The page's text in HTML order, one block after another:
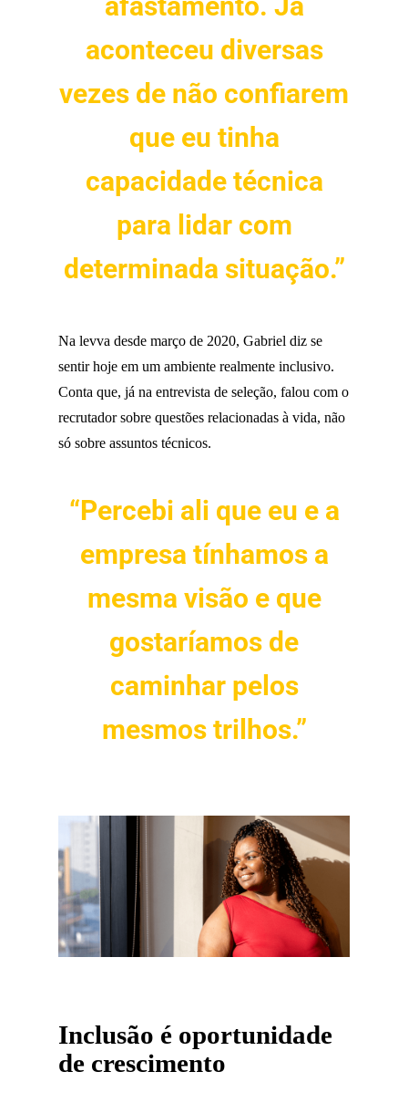
aconteceu diversas
vezes de não confiarem
que eu tinha
capacidade técnica
para lidar com
determinada situação.”
Na levva desde março de 2020, Gabriel diz se
sentir hoje em um ambiente realmente inclusivo.
Conta que, já na entrevista de seleção, falou com o
recrutador sobre questões relacionadas à vida, não
só sobre assuntos técnicos.
“Percebi ali que eu e a
empresa tínhamos a
mesma visão e que
gostaríamos de
caminhar pelos
mesmos trilhos.”
Inclusão é oportunidade
de crescimento